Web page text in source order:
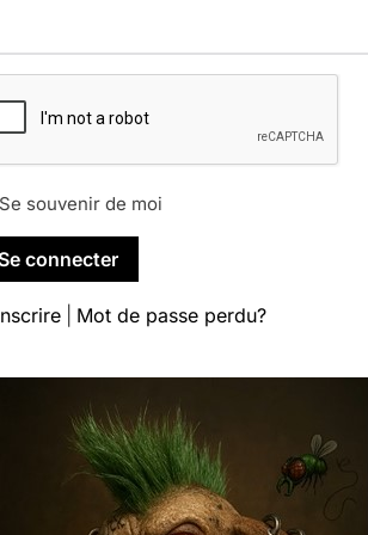
souvenir de moi
Mot de passe perdu?